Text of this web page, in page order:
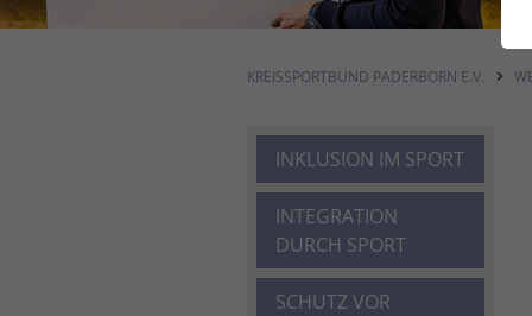
KREISSPORTBUND PADERBORN E.V.
INKLUSION IM SPORT
INTEGRATION
DURCH SPORT
SCHUTZ VOR